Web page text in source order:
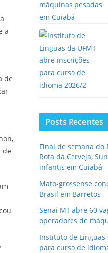
a
de
de
Posts Recentes
Final de semana do
Rota da Cerveja,
infantis em Cuiabá
Mato-grossense
Brasil em Barretos
Senai MT abre 60
operadores de
Instituto de Linguas
para curso de